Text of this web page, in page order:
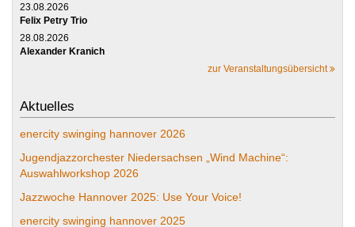
23.08.2026
Felix Petry Trio
28.08.2026
Alexander Kranich
zur Veranstaltungsübersicht
Aktuelles
enercity swinging hannover 2026
Jugendjazzorchester Niedersachsen „Wind Machine“:
Auswahlworkshop 2026
Jazzwoche Hannover 2025: Use Your Voice!
enercity swinging hannover 2025